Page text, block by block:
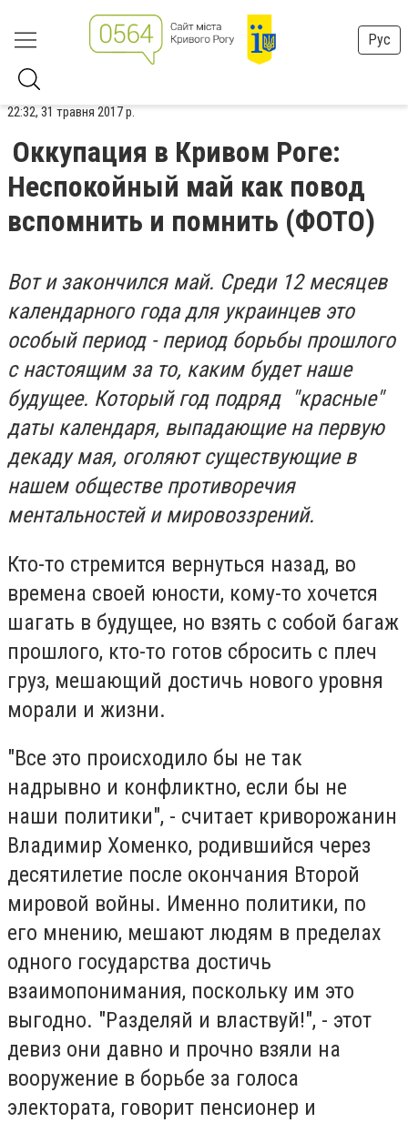
Рус
22:32, 31 травня 2017 р.
Оккупация в Кривом Роге:
Неспокойный май как повод
вспомнить и помнить (ФОТО)
Вот и закончился май. Среди 12 месяцев
календарного года для украинцев это
особый период - период борьбы прошлого
с настоящим за то, каким будет наше
будущее. Который год подряд "красные"
даты календаря, выпадающие на первую
декаду мая, оголяют существующие в
нашем обществе противоречия
ментальностей и мировоззрений.
Кто-то стремится вернуться назад, во
времена своей юности, кому-то хочется
шагать в будущее, но взять с собой багаж
прошлого, кто-то готов сбросить с плеч
груз, мешающий достичь нового уровня
морали и жизни.
"Все это происходило бы не так
надрывно и конфликтно, если бы не
наши политики", - считает криворожанин
Владимир Хоменко, родившийся через
десятилетие после окончания Второй
мировой войны. Именно политики, по
его мнению, мешают людям в пределах
одного государства достичь
взаимопонимания, поскольку им это
выгодно. "Разделяй и властвуй!", - этот
девиз они давно и прочно взяли на
вооружение в борьбе за голоса
электората, говорит пенсионер и